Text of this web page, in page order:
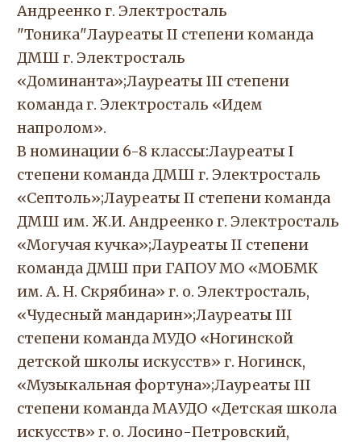
Андреенко г. Электросталь
"Тоника"Лауреаты II степени команда
ДМШ г. Электросталь
«Доминанта»;Лауреаты III степени
команда г. Электросталь «Идем
напролом».
В номинации 6-8 классы:Лауреаты I
степени команда ДМШ г. Электросталь
«Септоль»;Лауреаты II степени команда
ДМШ им. Ж.И. Андреенко г. Электросталь
«Могучая кучка»;Лауреаты II степени
команда ДМШ при ГАПОУ МО «МОБМК
им. А. Н. Скрябина» г. о. Электросталь,
«Чудесный мандарин»;Лауреаты III
степени команда МУДО «Ногинской
детской школы искусств» г. Ногинск,
«Музыкальная фортуна»;Лауреаты III
степени команда МАУДО «Детская школа
искусств» г. о. Лосино-Петровский,